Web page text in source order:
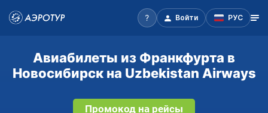
Войти РУС
Авиабилеты из Франкфурта в
Новосибирск на Uzbekistan Airways
Промокод на рейсы